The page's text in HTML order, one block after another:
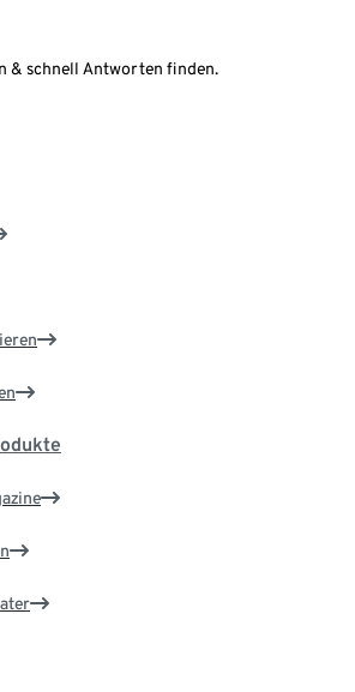
& schnell Antworten finden.